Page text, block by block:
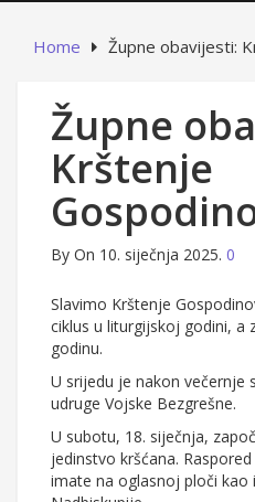
Home Župne obavijesti:
Župne
Krštenje
By On 10. siječnja 2025. 0
Slavimo Krštenje
ciklus u liturgijskoj godini, a
godinu.
U srijedu je nakon večernje
udruge Vojske Bezgrešne.
U subotu, 18. siječnja,
jedinstvo kršćana.
imate na oglasnoj ploči kao